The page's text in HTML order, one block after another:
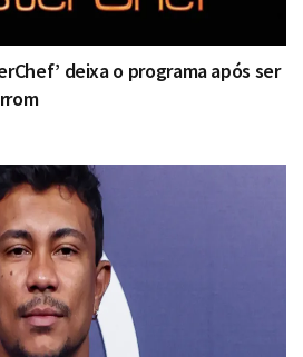
deixa o programa após ser